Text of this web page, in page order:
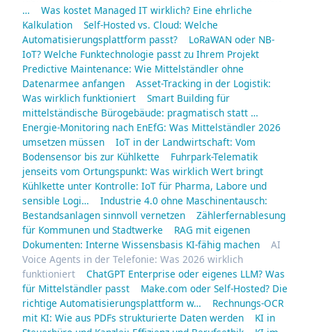
…
Was kostet Managed IT wirklich? Eine ehrliche
Kalkulation
Self-Hosted vs. Cloud: Welche
Automatisierungsplattform passt?
LoRaWAN oder NB-
IoT? Welche Funktechnologie passt zu Ihrem Projekt
Predictive Maintenance: Wie Mittelständler ohne
Datenarmee anfangen
Asset-Tracking in der Logistik:
Was wirklich funktioniert
Smart Building für
mittelständische Bürogebäude: pragmatisch statt …
Energie-Monitoring nach EnEfG: Was Mittelständler 2026
umsetzen müssen
IoT in der Landwirtschaft: Vom
Bodensensor bis zur Kühlkette
Fuhrpark-Telematik
jenseits vom Ortungspunkt: Was wirklich Wert bringt
Kühlkette unter Kontrolle: IoT für Pharma, Labore und
sensible Logi…
Industrie 4.0 ohne Maschinentausch:
Bestandsanlagen sinnvoll vernetzen
Zählerfernablesung
für Kommunen und Stadtwerke
RAG mit eigenen
Dokumenten: Interne Wissensbasis KI-fähig machen
AI
Voice Agents in der Telefonie: Was 2026 wirklich
funktioniert
ChatGPT Enterprise oder eigenes LLM? Was
für Mittelständler passt
Make.com oder Self-Hosted? Die
richtige Automatisierungsplattform w…
Rechnungs-OCR
mit KI: Wie aus PDFs strukturierte Daten werden
KI in